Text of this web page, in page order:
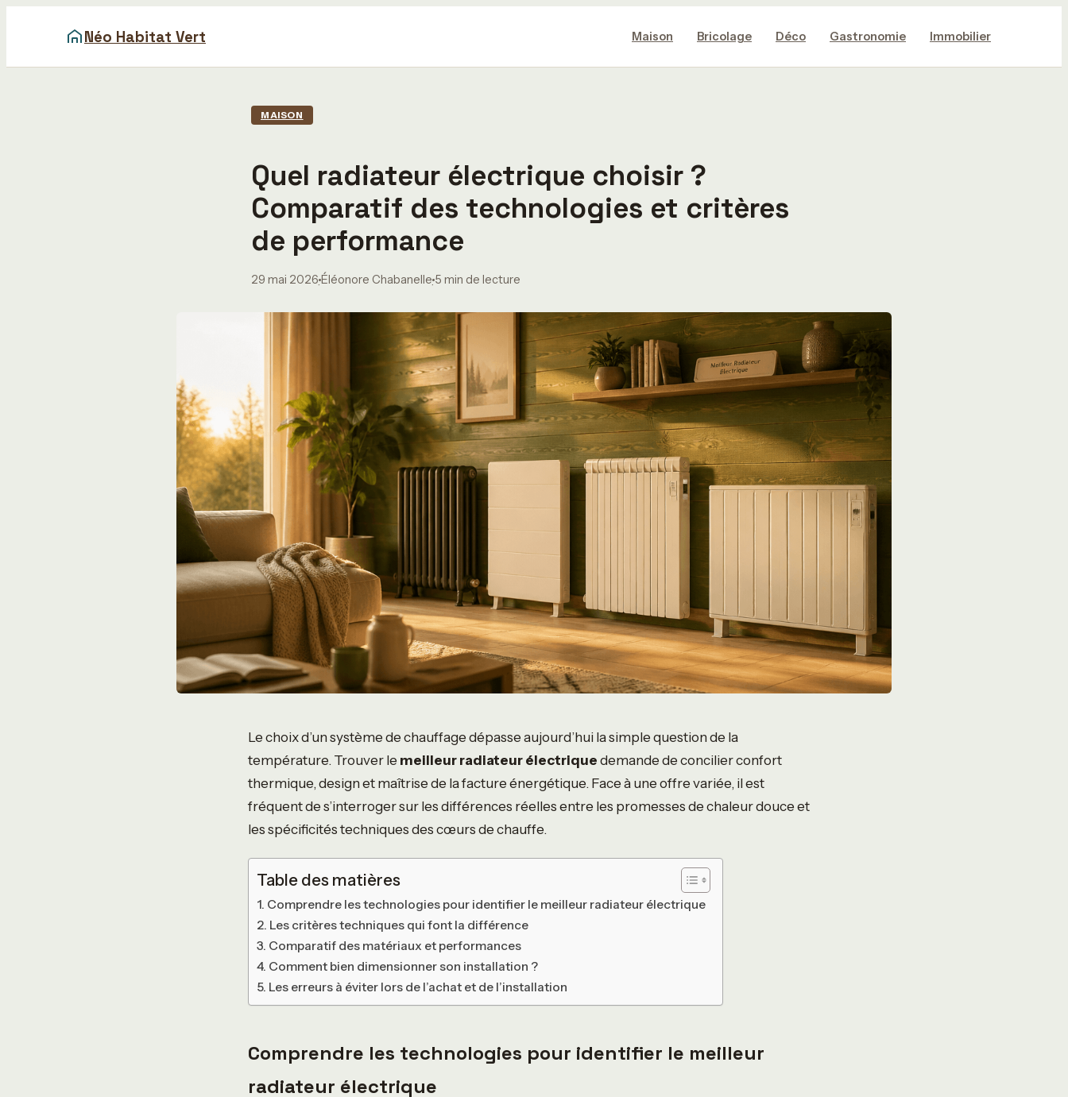
Néo Habitat Vert Maison Bricolage Déco Gastronomie Immobilier
MAISON
Quel radiateur électrique choisir ?
Comparatif des technologies et critères
de performance
29 mai 2026·Éléonore Chabanelle·5 min de lecture
Le choix d’un système de chauffage dépasse aujourd’hui la simple question de la
température. Trouver le meilleur radiateur électriquedemande de concilier confort
thermique, design et maîtrise de la facture énergétique. Face à une offre variée, il est
fréquent de s’interroger sur les différences réelles entre les promesses de chaleur douce et
les spécificités techniques des cœurs de chauffe.
Table des matières
Comprendre les technologies pour identifier le meilleur radiateur électrique
Les critères techniques qui font la différence
Comparatif des matériaux et performances
Comment bien dimensionner son installation ?
Les erreurs à éviter lors de l’achat et de l’installation
Comprendre les technologies pour identifier le meilleur
radiateur électrique